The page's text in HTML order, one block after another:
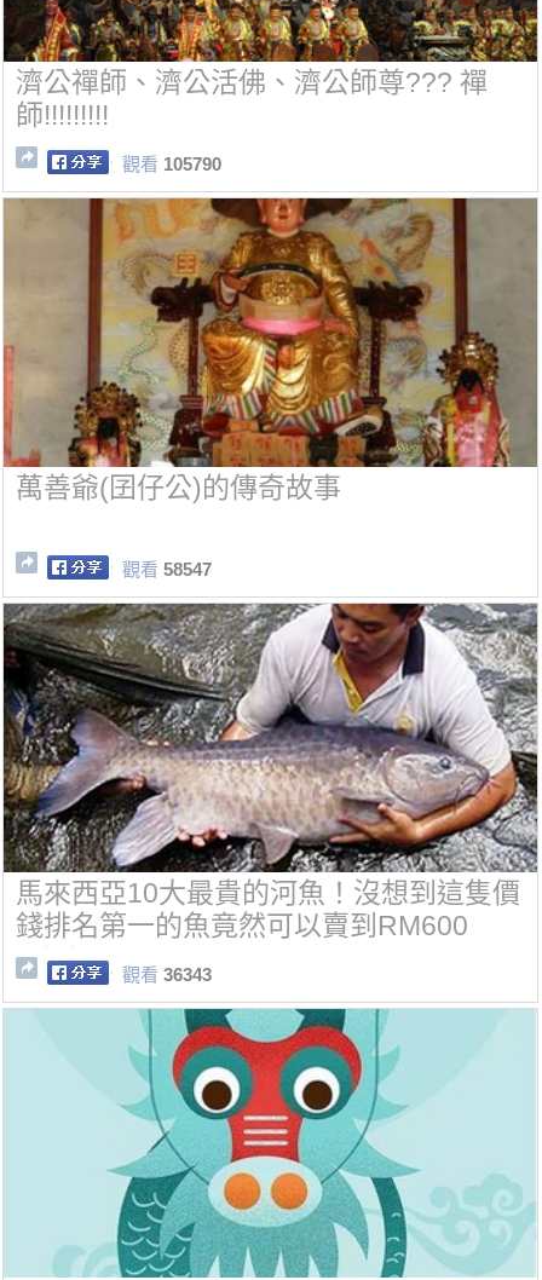
濟公禪師、濟公活佛、濟公師尊??? 禪
師!!!!!!!!!
觀看 105790
萬善爺(囝仔公)的傳奇故事
觀看 58547
馬來西亞10大最貴的河魚！沒想到這隻價
錢排名第一的魚竟然可以賣到RM600
0！！
觀看 36343